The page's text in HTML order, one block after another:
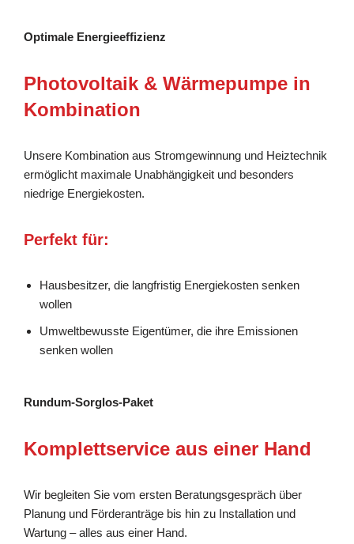
Optimale Energieeffizienz
Photovoltaik & Wärmepumpe in
Kombination
Unsere Kombination aus Stromgewinnung und Heiztechnik
ermöglicht maximale Unabhängigkeit und besonders
niedrige Energiekosten.
Perfekt für:
Hausbesitzer, die langfristig Energiekosten senken
wollen
Umweltbewusste Eigentümer, die ihre Emissionen
senken wollen
Rundum-Sorglos-Paket
Komplettservice aus einer Hand
Wir begleiten Sie vom ersten Beratungsgespräch über
Planung und Förderanträge bis hin zu Installation und
Wartung – alles aus einer Hand.